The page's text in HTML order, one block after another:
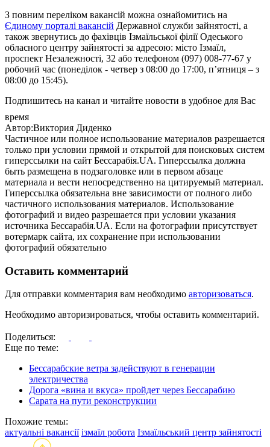
З повним переліком вакансій можна ознайомитись на
Єдиному порталі вакансій Державної служби зайнятості, а
також звернутись до фахівців Ізмаїльської філії Одеського
обласного центру зайнятості за адресою: місто Ізмаїл,
проспект Незалежності, 32 або телефоном (097) 008-77-67 у
робочий час (понеділок ‑ четвер з 08:00 до 17:00, п’ятниця – з
08:00 до 15:45).
Подпишитесь на канал и читайте новости в удобное для Вас
время
Автор:Виктория Диденко
Частичное или полное использование материалов разрешается
только при условии прямой и открытой для поисковых систем
гиперссылки на сайт Бессарабія.UA. Гиперссылка должна
быть размещена в подзаголовке или в первом абзаце
материала и вести непосредственно на цитируемый материал.
Гиперссылка обязательна вне зависимости от полного либо
частичного использования материалов. Использование
фотографий и видео разрешается при условии указания
источника Бессарабія.UA. Если на фотографии присутствует
вотермарк сайта, их сохранение при использовании
фотографий обязательно
Оставить комментарий
Для отправки комментария вам необходимо авторизоваться.
Необходимо авторизироваться, чтобы оставить комментарий.
Поделиться:
Еще по теме:
Бессарабские ветра задействуют в генерации
электричества
Дорога «вина и вкуса» пройдет через Бессарабию
Сарата на пути реконструкции
Похожие темы:
актуальні вакансії ізмаїл робота Ізмаїльський центр зайнятості